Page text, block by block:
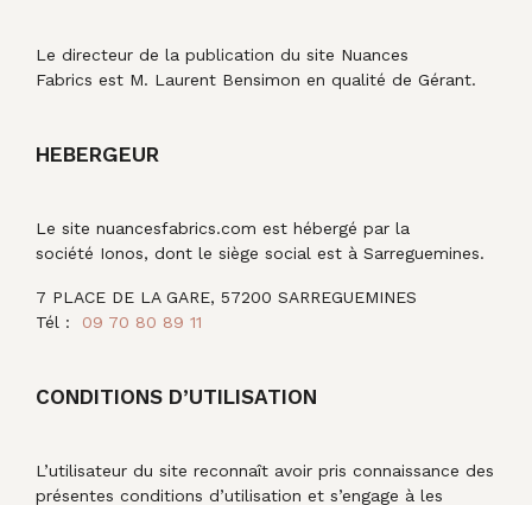
Le directeur de la publication du site Nuances
Fabrics est M. Laurent Bensimon en qualité de Gérant.
HEBERGEUR
Le site nuancesfabrics.com est hébergé par la
société Ionos, dont le siège social est à Sarreguemines.
7 PLACE DE LA GARE, 57200 SARREGUEMINES
Tél : 09 70 80 89 11
CONDITIONS D’UTILISATION
L’utilisateur du site reconnaît avoir pris connaissance des
présentes conditions d’utilisation et s’engage à les